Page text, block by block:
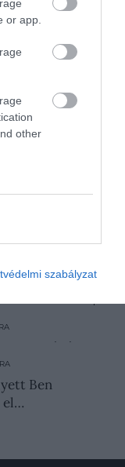
or app.
other
szabályzat
közigazgatással
– a
meg a 20
franciánál,
Ben
el…